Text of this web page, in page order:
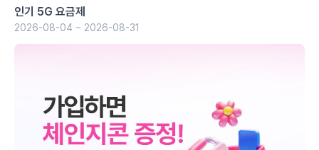
인기 5G 요금제
2026-08-04 ~ 2026-08-31